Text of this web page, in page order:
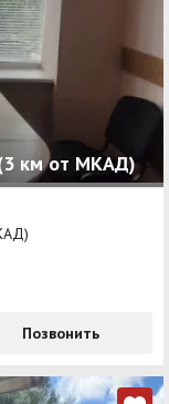
км от МКАД)
Позвонить